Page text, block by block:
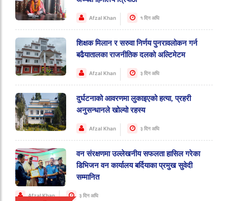
Afzal Khan १ दिन अघि
शिक्षक मिलान र सरुवा निर्णय पुनरावलोकन गर्न
बढैयातालका राजनीतिक दलको अल्टिमेटम
Afzal Khan ३ दिन अघि
दुर्घटनाको आवरणमा लुकाइएको हत्या, प्रहरी
अनुसन्धानले खोल्यो रहस्य
Afzal Khan ३ दिन अघि
वन संरक्षणमा उल्लेखनीय सफलता हासिल गरेका
डिभिजन वन कार्यालय बर्दियाका प्रमुख सुवेदी
सम्मानित
Afzal Khan ३ दिन अघि